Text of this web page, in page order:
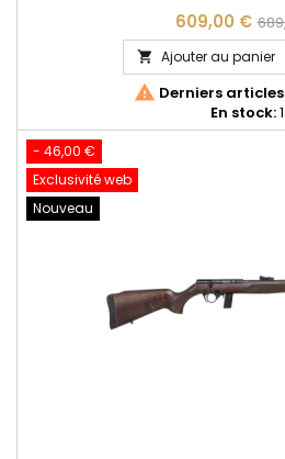
609,00 €
 Ajouter au panier
 Derniers
En stock:1
- 46,00 €
Exclusivité web
Nouveau